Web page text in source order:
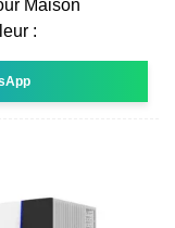
Maison
: